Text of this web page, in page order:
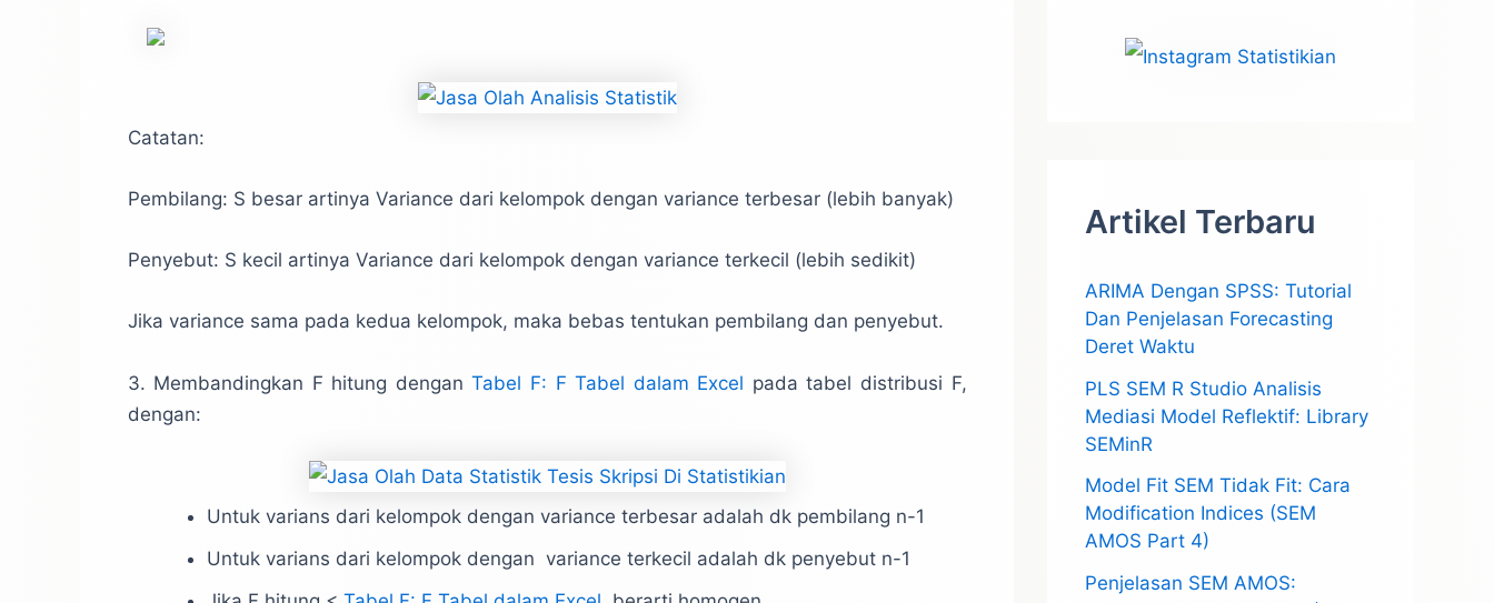
Catatan:
Pembilang: S besar artinya Variance dari kelompok dengan variance terbesar (lebih banyak)
Penyebut: S kecil artinya Variance dari kelompok dengan variance terkecil (lebih sedikit)
Jika variance sama pada kedua kelompok, maka bebas tentukan pembilang dan penyebut.
3. Membandingkan F hitung denganTabel F: F Tabel dalam Excel pada tabel distribusi F,
dengan:
Untuk varians dari kelompok dengan variance terbesar adalah dk pembilang n-1
Untuk varians dari kelompok dengan variance terkecil adalah dk penyebut n-1
Artikel Terbaru
ARIMA Dengan SPSS: Tutorial
Dan Penjelasan Forecasting
Deret Waktu
PLS SEM R Studio Analisis
Mediasi Model Reflektif: Library
SEMinR
Model Fit SEM Tidak Fit: Cara
Modification Indices (SEM
AMOS Part 4)
Penjelasan SEM AMOS: